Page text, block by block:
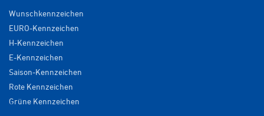
Wunschkennzeichen
EURO-Kennzeichen
H-Kennzeichen
E-Kennzeichen
Saison-Kennzeichen
Rote Kennzeichen
Grüne Kennzeichen